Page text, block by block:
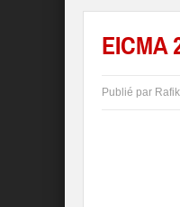
EICMA
Publié par